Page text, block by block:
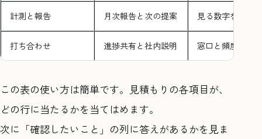
計測と報告 月次報告と次の提案 見る数字を決め
打ち合わせ 進捗共有と社内説明 窓口と頻度
この表の使い方は簡単です。見積もりの各項目が、
どの行に当たるかを当てはめます。
次に「確認したいこと」の列に答えがあるかを見ま